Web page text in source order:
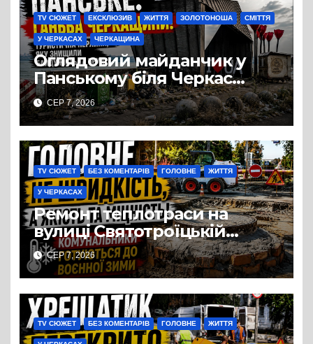
TV СЮЖЕТ ЕКСКЛЮЗИВ ЖИТТЯ ЗОЛОТОНОША СМІТТЯ
У ЧЕРКАСАХ ЧЕРКАЩИНА
Оглядовий майданчик у
Панському біля Черкас
перетворився на занедбане
сміттєзвалище
СЕР 7, 2026
TV СЮЖЕТ БЕЗ КОМЕНТАРІВ ГОЛОВНЕ ЖИТТЯ
У ЧЕРКАСАХ
Ремонт теплотраси на
вулиці Святотроїцькій
затягнувся порівняно із
запланованими термінами.
Вулицю досі не відкрили
для руху
СЕР 7, 2026
TV СЮЖЕТ БЕЗ КОМЕНТАРІВ ГОЛОВНЕ ЖИТТЯ